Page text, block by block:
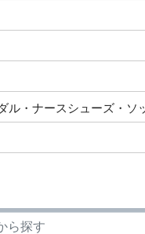
ル・ナースシューズ・ソ